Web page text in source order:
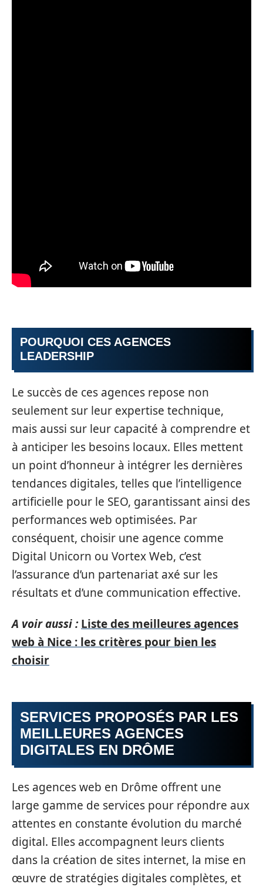
POURQUOI CES AGENCES
LEADERSHIP
Le succès de ces agences repose non
seulement sur leur expertise technique,
mais aussi sur leur capacité à comprendre et
à anticiper les besoins locaux. Elles mettent
un point d’honneur à intégrer les dernières
tendances digitales, telles que l’intelligence
artificielle pour le SEO, garantissant ainsi des
performances web optimisées. Par
conséquent, choisir une agence comme
Digital Unicorn ou Vortex Web, c’est
l’assurance d’un partenariat axé sur les
résultats et d’une communication effective.
A voir aussi : Liste des meilleures agences
web à Nice : les critères pour bien les
choisir
SERVICES PROPOSÉS PAR LES
MEILLEURES AGENCES
DIGITALES EN DRÔME
Les agences web en Drôme offrent une
large gamme de services pour répondre aux
attentes en constante évolution du marché
digital. Elles accompagnent leurs clients
dans la création de sites internet, la mise en
œuvre de stratégies digitales complètes, et